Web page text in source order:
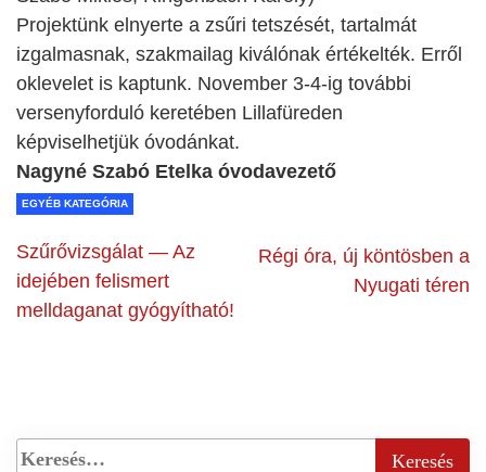
Projektünk elnyerte a zsűri tetszését, tartalmát
izgalmasnak, szakmailag kiválónak értékelték. Erről
oklevelet is kaptunk. November 3-4-ig további
versenyforduló keretében Lillafüreden
képviselhetjük óvodánkat.
Nagyné Szabó Etelka óvodavezető
EGYÉB KATEGÓRIA
Szűrővizsgálat — Az
idejében felismert
melldaganat gyógyítható!
Régi óra, új köntösben a
Nyugati téren